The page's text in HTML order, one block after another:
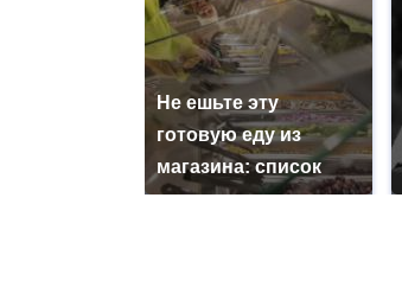
Не ешьте эту
готовую еду из
магазина: список